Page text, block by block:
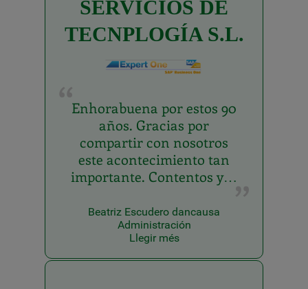
SERVICIOS DE
TECNPLOGÍA S.L.
Enhorabuena por estos 90
años. Gracias por
compartir con nosotros
este acontecimiento tan
importante. Contentos y…
Beatriz Escudero dancausa
Administración
Llegir més